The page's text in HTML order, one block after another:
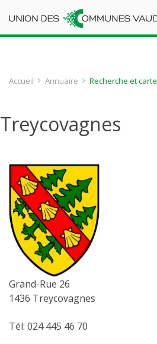
Accueil Annuaire Recherche et carte
Treycovagnes
Grand-Rue 26
1436 Treycovagnes
Tél: 024 445 46 70